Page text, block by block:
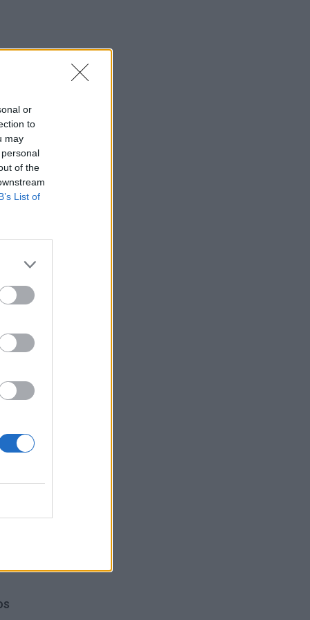
or
to
may
of the
List of